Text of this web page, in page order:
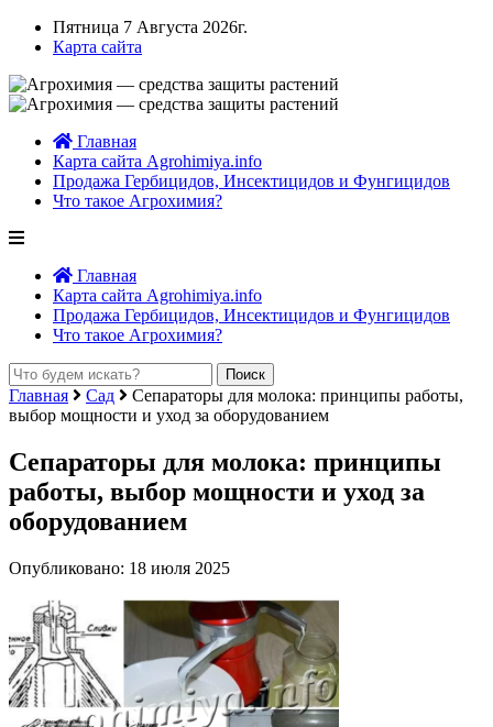
Пятница 7 Августа 2026г.
Карта сайта
Главная
Карта сайта Agrohimiya.info
Продажа Гербицидов, Инсектицидов и Фунгицидов
Что такое Агрохимия?
Главная
Карта сайта Agrohimiya.info
Продажа Гербицидов, Инсектицидов и Фунгицидов
Что такое Агрохимия?
Главная Сад
Сепараторы для молока: принципы работы,
выбор мощности и уход за оборудованием
Сепараторы для молока: принципы
работы, выбор мощности и уход за
оборудованием
Опубликовано: 18 июля 2025